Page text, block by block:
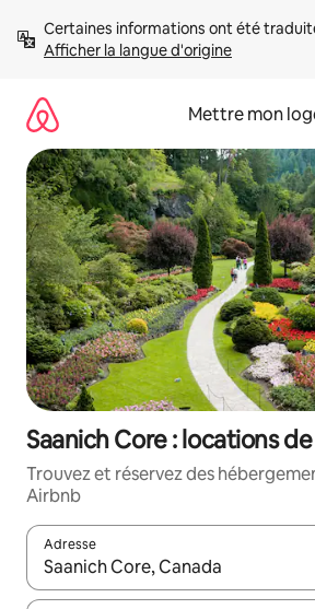
directement
Afficher la langue d'origine
Mettre mon
Saanich Core : locations
Trouvez et réservez des
Airbnb
Adresse
Lorsque les résultats s'affichent,